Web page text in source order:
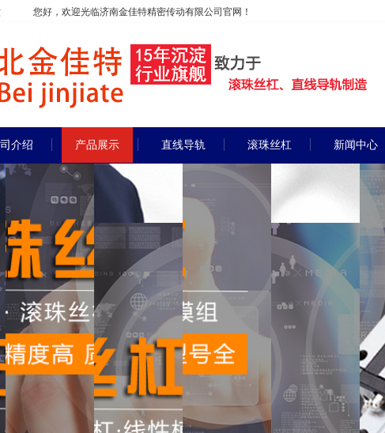
您好，欢迎光临济南金佳特精密传动有限公司官网！
介绍 产品展示 直线导轨 滚珠丝杠 新闻中心